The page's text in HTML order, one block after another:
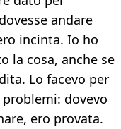
andare
incinta. Io ho
la cosa, anche se
Lo facevo per
dovevo
ero provata.